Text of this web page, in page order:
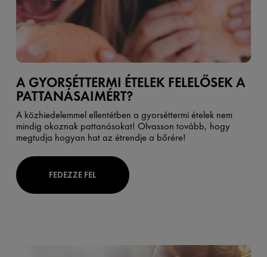
A GYORSÉTTERMI ÉTELEK FELELŐSEK A
PATTANÁSAIMÉRT?
A közhiedelemmel ellentétben a gyorséttermi ételek nem
mindig okoznak pattanásokat! Olvasson tovább, hogy
megtudja hogyan hat az étrendje a bőrére!
FEDEZZE FEL